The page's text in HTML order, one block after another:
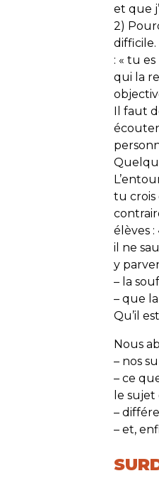
et que
2)
: « tu
qui la
Il faut
tu crois
élèves :
il ne
y
– la
– que
Qu’il
Nous
– nos
– ce
le
–
– et,